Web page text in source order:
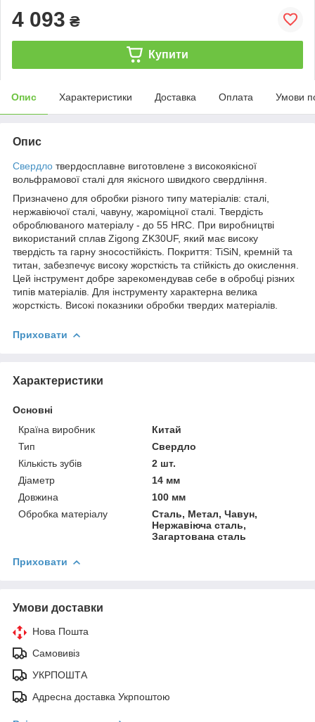
4 093 ₴
Купити
Опис Характеристики Доставка Оплата Умови
Опис
Свердло твердосплавне виготовлене з високоякісної
вольфрамової сталі для якісного швидкого свердління.
Призначено для обробки різного типу матеріалів: сталі,
нержавіючої сталі, чавуну, жароміцної сталі. Твердість
оброблюваного матеріалу - до 55 HRC. При виробництві
використаний сплав Zigong ZK30UF, який має високу
твердість та гарну зносостійкість. Покриття: TiSiN, кремній та
титан, забезпечує високу жорсткість та стійкість до окислення.
Цей інструмент добре зарекомендував себе в обробці різних
типів матеріалів. Для інструменту характерна велика
жорсткість. Високі показники обробки твердих матеріалів.
Приховати
Характеристики
Основні
Країна виробник
Китай
Тип
Свердло
Кількість зубів
2 шт.
Діаметр
14 мм
Довжина
100 мм
Обробка матеріалу
Сталь, Метал, Чавун,
Нержавіюча сталь,
Загартована сталь
Приховати
Умови доставки
Нова Пошта
Самовивіз
УКРПОШТА
Адресна доставка Укрпоштою